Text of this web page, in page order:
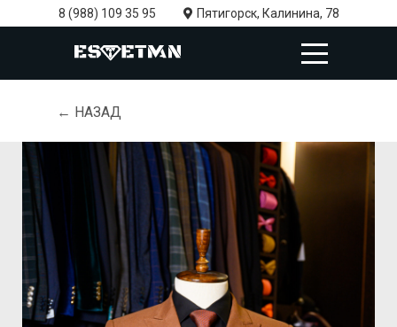
8 (988) 109 35 95 Пятигорск, Калинина, 78
← НАЗАД